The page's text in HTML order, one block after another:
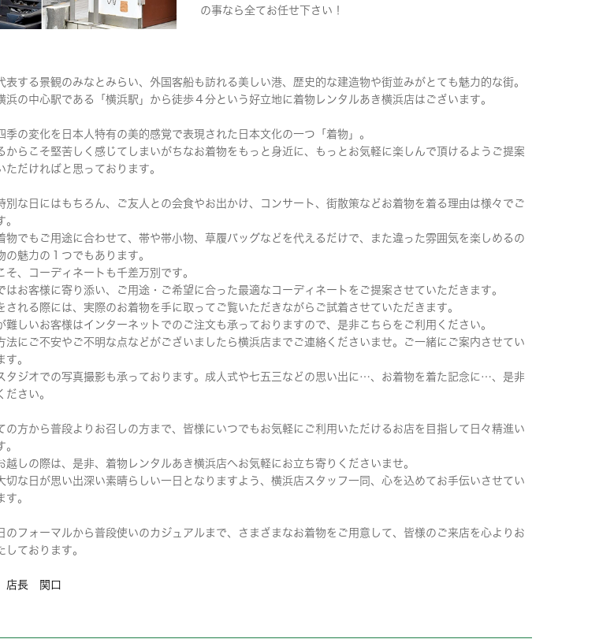
の事なら全てお任せ下さい！
表する景観のみなとみらい、外国客船も訪れる美しい港、歴史的な建造物や街並みがとても魅力的な街。
浜の中心駅である「横浜駅」から徒歩４分という好立地に着物レンタルあき横浜店はございます。
季の変化を日本人特有の美的感覚で表現された日本文化の一つ「着物」。
からこそ堅苦しく感じてしまいがちなお着物をもっと身近に、もっとお気軽に楽しんで頂けるようご提案
ただければと思っております。
別な日にはもちろん、ご友人との会食やお出かけ、コンサート、街散策などお着物を着る理由は様々でご
。
物でもご用途に合わせて、帯や帯小物、草履バッグなどを代えるだけで、また違った雰囲気を楽しめるの
の魅力の１つでもあります。
そ、コーディネートも千差万別です。
はお客様に寄り添い、ご用途・ご希望に合った最適なコーディネートをご提案させていただきます。
される際には、実際のお着物を手に取ってご覧いただきながらご試着させていただきます。
難しいお客様はインターネットでのご注文も承っておりますので、是非こちらをご利用ください。
法にご不安やご不明な点などがございましたら横浜店までご連絡くださいませ。ご一緒にご案内させてい
す。
タジオでの写真撮影も承っております。成人式や七五三などの思い出に…、お着物を着た記念に…、是非
ださい。
の方から普段よりお召しの方まで、皆様にいつでもお気軽にご利用いただけるお店を目指して日々精進い
。
越しの際は、是非、着物レンタルあき横浜店へお気軽にお立ち寄りくださいませ。
切な日が思い出深い素晴らしい一日となりますよう、横浜店スタッフ一同、心を込めてお手伝いさせてい
す。
のフォーマルから普段使いのカジュアルまで、さまざまなお着物をご用意して、皆様のご来店を心よりお
しております。
店長 関口